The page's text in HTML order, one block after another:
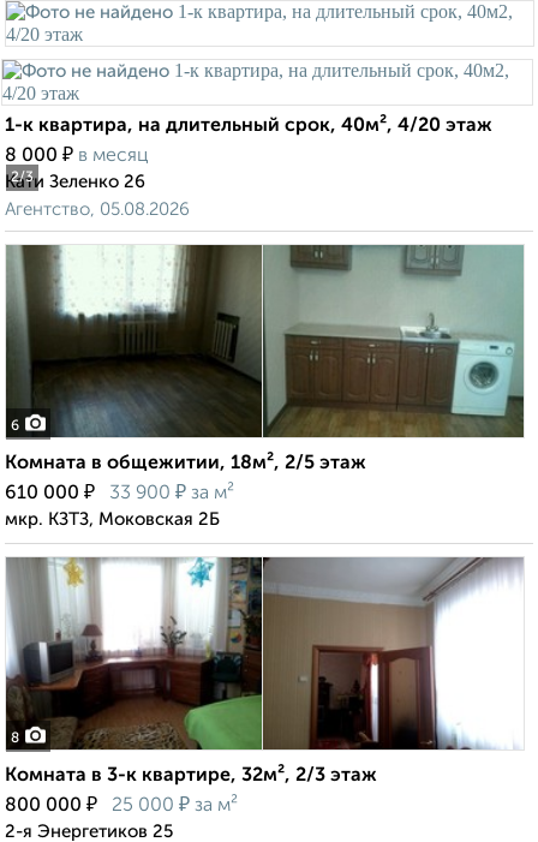
2/3
1-к квартира, на длительный срок, 40м², 4/20 этаж
8 000 ₽ в месяц
Кати Зеленко 26
Агентство, 05.08.2026
6
Комната в общежитии, 18м², 2/5 этаж
610 000 ₽ 33 900 ₽ за м²
мкр. КЗТЗ, Моковская 2Б
8
Комната в 3-к квартире, 32м², 2/3 этаж
800 000 ₽ 25 000 ₽ за м²
2-я Энергетиков 25